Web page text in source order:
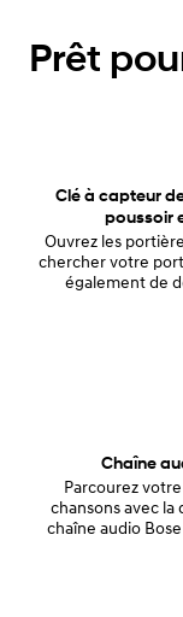
Prêt
Clé à capteur
poussoir
Ouvrez les
chercher votre
également de
Chaîne
Parcourez
chansons avec
chaîne audio